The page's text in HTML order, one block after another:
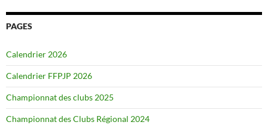
PAGES
Calendrier 2026
Calendrier FFPJP 2026
Championnat des clubs 2025
Championnat des Clubs Régional 2024